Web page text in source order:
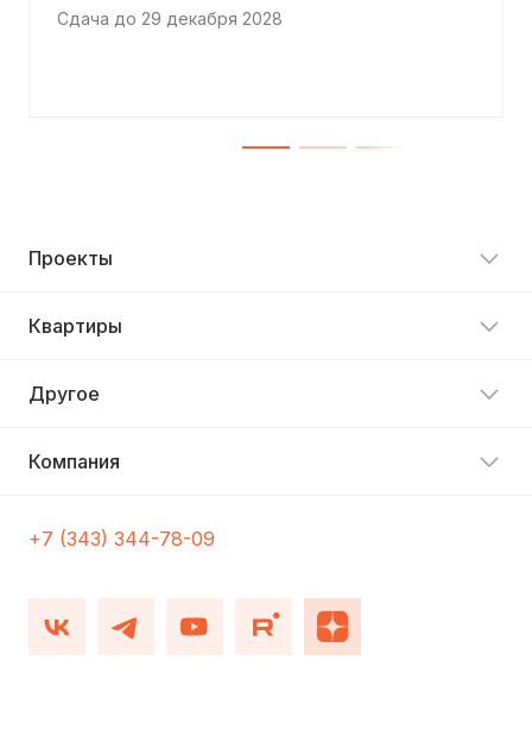
Сдача до 29 декабря 2028
Проекты
Квартиры
Другое
Компания
+7 (343) 344-78-09